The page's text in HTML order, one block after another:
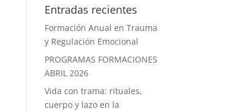
Entradas recientes
Formación Anual en Trauma
y Regulación Emocional
PROGRAMAS FORMACIONES
ABRIL 2026
Vida con trama: rituales,
cuerpo y lazo en la